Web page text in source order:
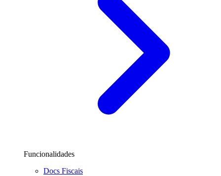
Funcionalidades
Docs Fiscais